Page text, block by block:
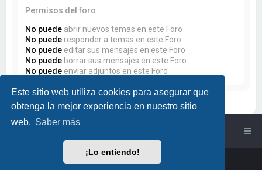
Este sitio web utiliza cookies para asegurar que
obtenga la mejor experiencia en nuestro sitio
web. Saber más
¡Lo entiendo!
Permisos del foro
No puede abrir nuevos temas en este Foro
No puede responder a temas en este Foro
No puede editar sus mensajes en este Foro
No puede borrar sus mensajes en este Foro
No puede enviar adjuntos en este Foro
phpBB
PlanetStyles